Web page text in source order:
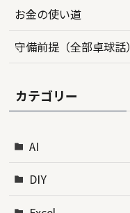
お金の使い道
守備前提（全部卓球話）
カテゴリー
AI
DIY